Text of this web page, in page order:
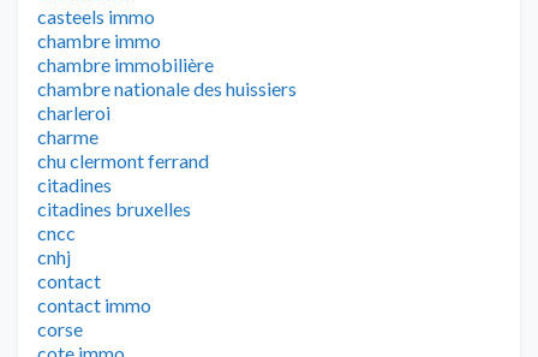
casteels immo
chambre immo
chambre immobilière
chambre nationale des huissiers
charleroi
charme
chu clermont ferrand
citadines
citadines bruxelles
cncc
cnhj
contact
contact immo
corse